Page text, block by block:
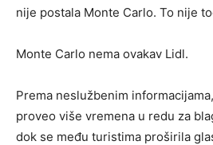
nije postala Monte Carlo. To nije
Monte Carlo nema ovakav Lidl.
Prema neslužbenim
proveo više vremena u redu za
dok se među turistima proširila